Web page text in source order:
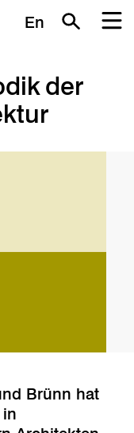
En
der
Brünn hat
in